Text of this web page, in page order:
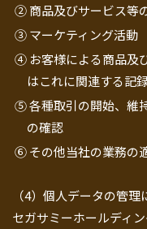
② 商品及びサービス等
③ マーケティング活動
④ お客様による商品及
はこれに関連する記
⑤ 各種取引の開始、維
の確認
⑥ その他当社の業務の
（4）個人データの管
セガサミーホールディ